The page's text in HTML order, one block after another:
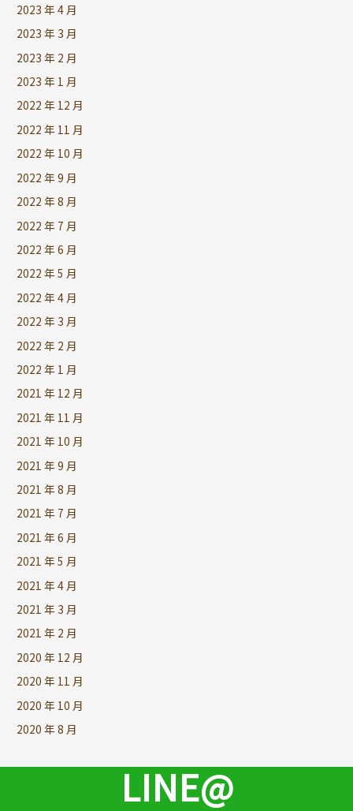
2023 年 4 月
2023 年 3 月
2023 年 2 月
2023 年 1 月
2022 年 12 月
2022 年 11 月
2022 年 10 月
2022 年 9 月
2022 年 8 月
2022 年 7 月
2022 年 6 月
2022 年 5 月
2022 年 4 月
2022 年 3 月
2022 年 2 月
2022 年 1 月
2021 年 12 月
2021 年 11 月
2021 年 10 月
2021 年 9 月
2021 年 8 月
2021 年 7 月
2021 年 6 月
2021 年 5 月
2021 年 4 月
2021 年 3 月
2021 年 2 月
2020 年 12 月
2020 年 11 月
2020 年 10 月
2020 年 8 月
LINE@